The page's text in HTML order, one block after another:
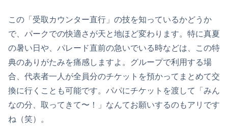
この「受取カウンター直行」の技を知っているかどうか
で、パークでの快適さが天と地ほど変わります。特に真夏
の暑い日や、パレード直前の急いでいる時などは、この特
典のありがたみを痛感しますよ。グループで利用する場
合、代表者一人が全員分のチケットを預かってまとめて交
換に行くことも可能です。パパにチケットを渡して「みん
なの分、取ってきて〜！」なんてお願いするのもアリです
ね（笑）。